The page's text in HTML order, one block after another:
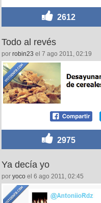
2612
Todo al revés
por robin23 el 7 ago 2011, 02:19
2975
Ya decía yo
por yoco el 6 ago 2011, 02:45